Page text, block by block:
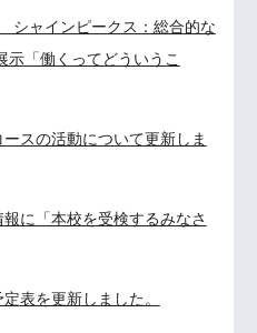
シャインピークス：総合的な
「働くってどういうこ
スの活動について更新しま
報に「本校を受検するみなさ
定表を更新しました。